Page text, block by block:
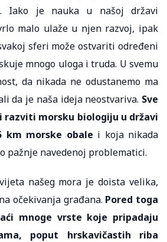
Iako je nauka u našoj državi
malo ulaže u njen razvoj, ipak
sferi može ostvariti određeni
mnogo uloga i truda. U svemu
da nikada ne odustanemo ma
da je naša ideja neostvariva. Sve
razviti morsku biologiju u državi
km morske obale i koja nikada
pažnje navedenoj problematici.
našeg mora je doista velika,
očekivanja građana. Pored toga
mnoge vrste koje pripadaju
poput hrskavičastih riba